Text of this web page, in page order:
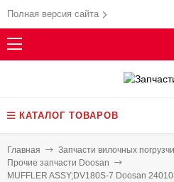
Полная версия сайта
КАТАЛОГ ТОВАРОВ
Главная Запчасти вилочных
Прочие запчасти Doosan
MUFFLER ASSY;DV180S-7 Doosan